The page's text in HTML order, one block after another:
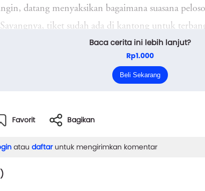
datang menyaksikan bagaimana suasana
tiket sudah ada di kantong untuk
wajah Laut Sheung Wan, laut yang besi dan
Baca cerita ini lebih lanjut?
Rp1.000
Beli Sekarang
Favorit Bagikan
atau daftaruntuk mengirimkan komentar
)